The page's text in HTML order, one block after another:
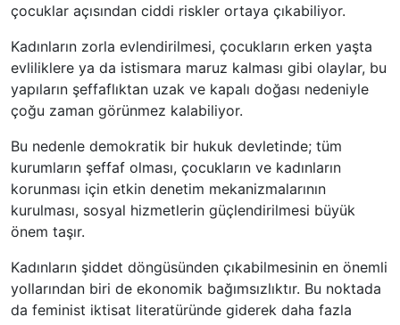
çocuklar açısından ciddi riskler ortaya çıkabiliyor.
Kadınların zorla evlendirilmesi, çocukların erken yaşta
evliliklere ya da istismara maruz kalması gibi olaylar, bu
yapıların şeffaflıktan uzak ve kapalı doğası nedeniyle
çoğu zaman görünmez kalabiliyor.
Bu nedenle demokratik bir hukuk devletinde; tüm
kurumların şeffaf olması, çocukların ve kadınların
korunması için etkin denetim mekanizmalarının
kurulması, sosyal hizmetlerin güçlendirilmesi büyük
önem taşır.
Kadınların şiddet döngüsünden çıkabilmesinin en önemli
yollarından biri de ekonomik bağımsızlıktır. Bu noktada
da feminist iktisat literatüründe giderek daha fazla